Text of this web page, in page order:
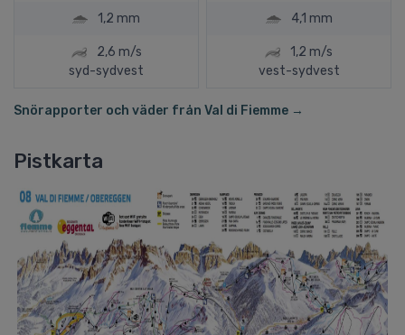
1,2 mm
2,6 m/s
syd-sydvest
4,1 mm
1,2 m/s
vest-sydvest
Snörapporter och väder från Val di Fiemme →
Pistkarta